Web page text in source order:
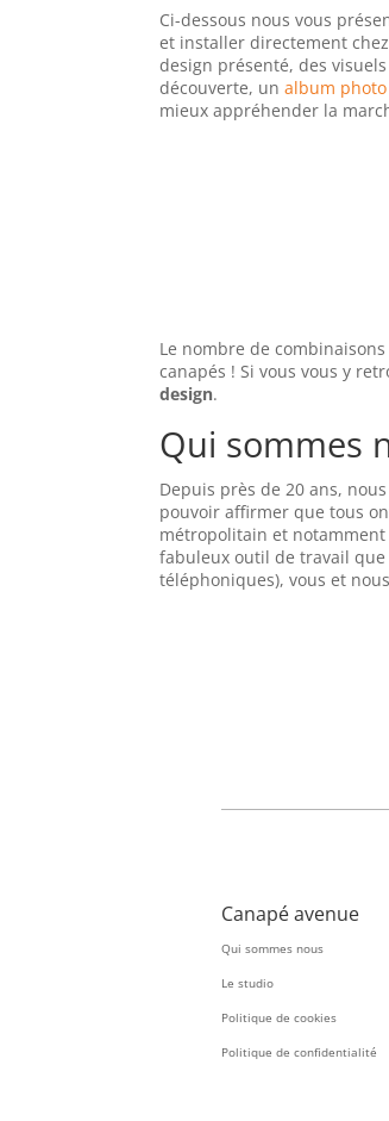
Ci-dessous nous vous
et installer directement
design présenté, des
découverte, unalbum photo
mieux appréhender la
Le nombre de
canapés ! Si vous vous y
design.
Qui sommes
Depuis près de 20 ans,
pouvoir affirmer que tous
métropolitain et
fabuleux outil de travail que
téléphoniques), vous et
Canapé avenue
Qui sommes nous
Le studio
Politique de cookies
Politique de confidentialité